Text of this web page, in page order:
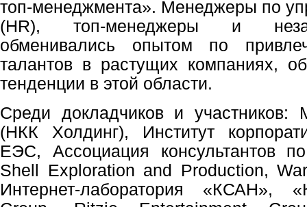
топ-менеджмента». Менеджеры по
(HR), топ-менеджеры и
обменивались опытом по
талантов в растущих компаниях,
тенденции в этой области.
Среди докладчиков и участников:
(НКК Холдинг), Институт
ЕЭС, Ассоциация консультантов
Shell Exploration and Production,
Интернет-лаборатория «КСАН»,